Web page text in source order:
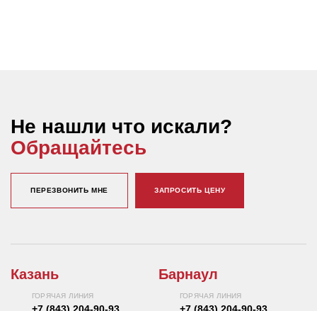
Не нашли что искали?
Обращайтесь
ПЕРЕЗВОНИТЬ МНЕ ЗАПРОСИТЬ ЦЕНУ
Казань
ГОРЯЧАЯ ЛИНИЯ
Барнаул
ГОРЯЧАЯ ЛИНИЯ